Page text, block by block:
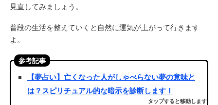
見直してみましょう。
普段の生活を整えていくと自然に運気が上がって行きます
よ。
参考記事
【夢占い】亡くなった人がしゃべらない夢の意味と
は？スピリチュアル的な暗示を診断します！
タップすると移動します